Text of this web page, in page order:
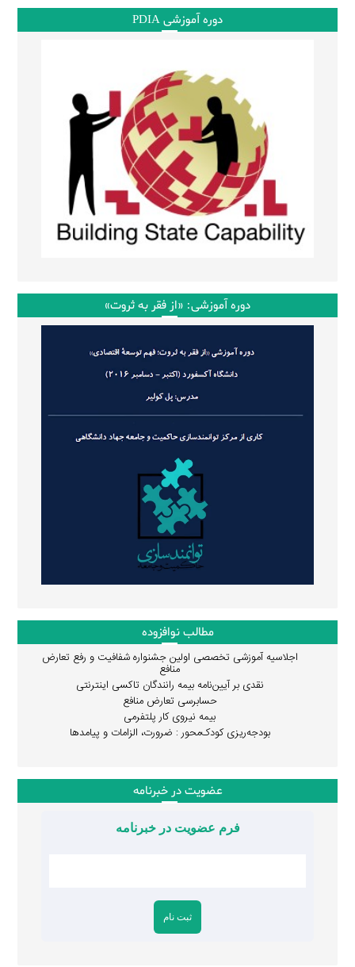
دوره آموزشی PDIA
دوره آموزشی: «از فقر به ثروت»
مطالب نوافزوده
اجلاسیه آموزشی تخصصی اولین جشنواره شفافیت و رفع تعارض
منافع
نقدی بر آیین‌نامه بیمه رانندگان تاکسی اینترنتی
حسابرسی تعارض منافع
بیمه نیروی کار پلتفرمی
بودجه‌ریزی کودک‌محور : ضرورت، الزامات و پیامدها
عضویت در خبرنامه
فرم عضویت در خبرنامه